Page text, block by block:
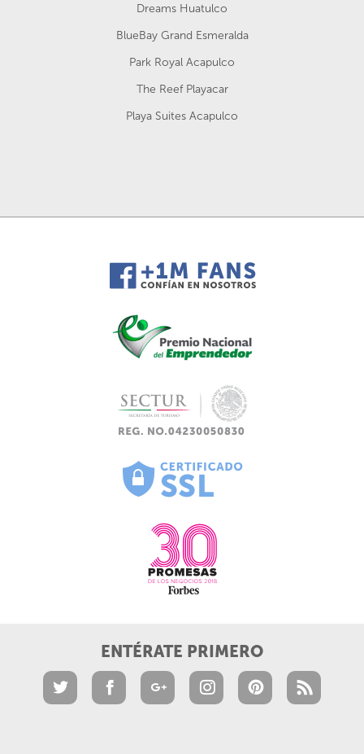
Dreams Huatulco
BlueBay Grand Esmeralda
Park Royal Acapulco
The Reef Playacar
Playa Suites Acapulco
ENTÉRATE PRIMERO